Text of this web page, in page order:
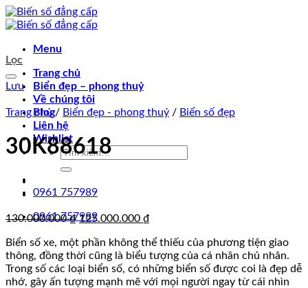
Chuyển
đến
dung
Menu
Trang chủ
Biển đẹp – phong thuỷ
Về chúng tôi
Blog
Liên hệ
Wishlist
Tìm
0961 757989
0961 757989
Lọc
Lưu
Trang chủ / Biển đẹp - phong thuỷ / Biển số đẹp
30K88618
130.000.000₫ Giá
là:
130.000.000 ₫.
125.000.000 ₫
tại
là:
125.000.000 ₫.
Biển số xe, một phần không thể thiếu của phương tiện giao
thông, đồng thời cũng là biểu tượng của cá nhân chủ nhân.
Trong số các loại biển số, có những biển số được coi là đẹp dễ
nhớ, gây ấn tượng mạnh mẽ với mọi người ngay từ cái nhìn